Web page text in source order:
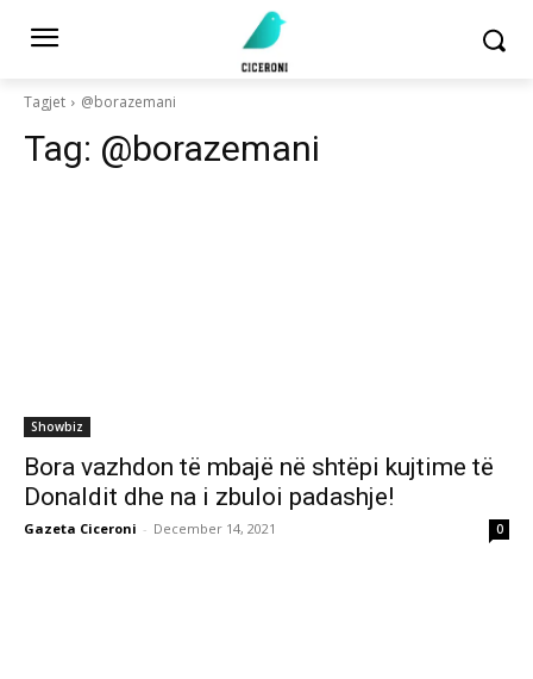
Tagjet @borazemani
Tag: @borazemani
Showbiz
Bora vazhdon të mbajë në shtëpi kujtime të
Donaldit dhe na i zbuloi padashje!
Gazeta Ciceroni - December 14, 2021 0